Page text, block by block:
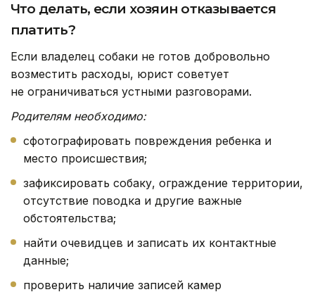
Что делать, если хозяин отказывается
платить?
Если владелец собаки не готов добровольно
возместить расходы, юрист советует
не ограничиваться устными разговорами.
Родителям необходимо:
сфотографировать повреждения ребенка и
место происшествия;
зафиксировать собаку, ограждение территории,
отсутствие поводка и другие важные
обстоятельства;
найти очевидцев и записать их контактные
данные;
проверить наличие записей камер